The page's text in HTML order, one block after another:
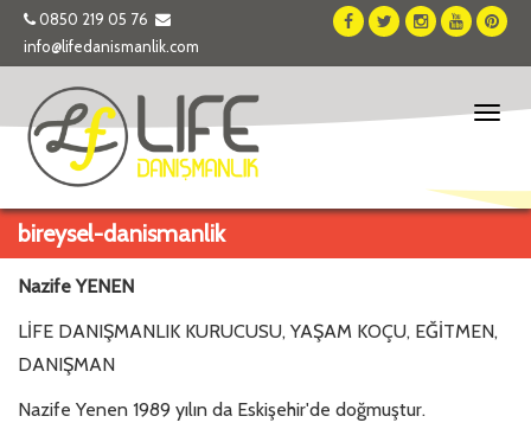
0850 219 05 76
info@lifedanismanlik.com
bireysel-danismanlik
Nazife YENEN
LİFE DANIŞMANLIK KURUCUSU, YAŞAM KOÇU, EĞİTMEN,
DANIŞMAN
Nazife Yenen 1989 yılın da Eskişehir'de doğmuştur.